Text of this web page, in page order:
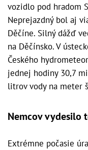
vozidlo pod hradom
Neprejazdný bol aj
Děčíne. Silný dážď
na Děčínsko. V
Českého
jednej hodiny 30,7
litrov vody na meter
Nemcov vydesilo
Extrémne počasie